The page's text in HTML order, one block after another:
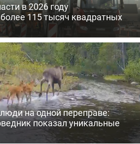
в 2026 году
115 тысяч квадратных
на одной переправе:
показал уникальные